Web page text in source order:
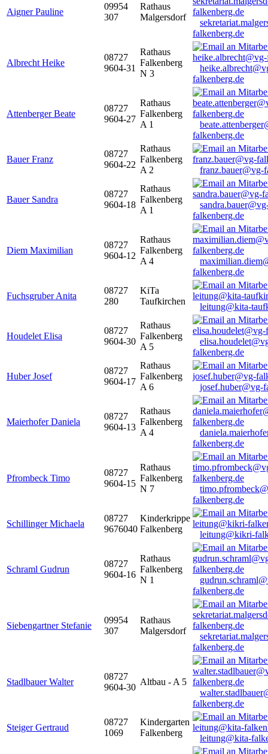
Aigner Pauline
09954
307
Rathaus
Malgersdorf
falkenberg.de
Albrecht Heike
08727
9604-31
Rathaus
Falkenberg
N 3
falkenberg.de
Attenberger Beate
08727
9604-27
Rathaus
Falkenberg
A 1
falkenberg.de
Bauer Franz
08727
9604-22
Rathaus
Falkenberg
A 2
franz.bauer@vg-
Bauer Sandra
08727
9604-18
Rathaus
Falkenberg
A 1
falkenberg.de
Diem Maximilian
08727
9604-12
Rathaus
Falkenberg
A 4
falkenberg.de
Fuchsgruber Anita
08727
280
KiTa
Taufkirchen
leitung@kita-
Houdelet Elisa
08727
9604-30
Rathaus
Falkenberg
A 5
falkenberg.de
Huber Josef
08727
9604-17
Rathaus
Falkenberg
A 6
josef.huber@vg-
Maierhofer Daniela
08727
9604-13
Rathaus
Falkenberg
A 4
falkenberg.de
Pfrombeck Timo
08727
9604-15
Rathaus
Falkenberg
N 7
falkenberg.de
Schillinger Michaela
08727
9676040
Kinderkrippe
Falkenberg
leitung@kikri-
Schraml Gudrun
08727
9604-16
Rathaus
Falkenberg
N 1
falkenberg.de
Siebengartner Stefanie
09954
307
Rathaus
Malgersdorf
falkenberg.de
Stadlbauer Walter
08727
9604-30
Altbau - A 5
falkenberg.de
Steiger Gertraud
08727
1069
Kindergarten
Falkenberg
leitung@kita-